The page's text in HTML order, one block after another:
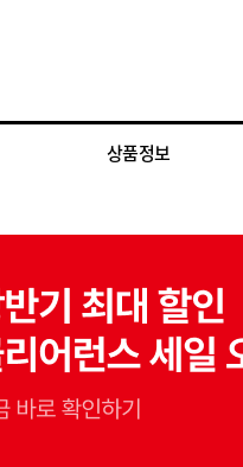
상품정보